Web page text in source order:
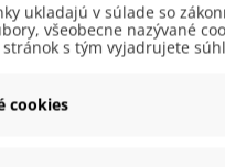
Slnečné
August
ukladajú v súlade so
všeobecne nazývané
s tým vyjadrujete
cookies